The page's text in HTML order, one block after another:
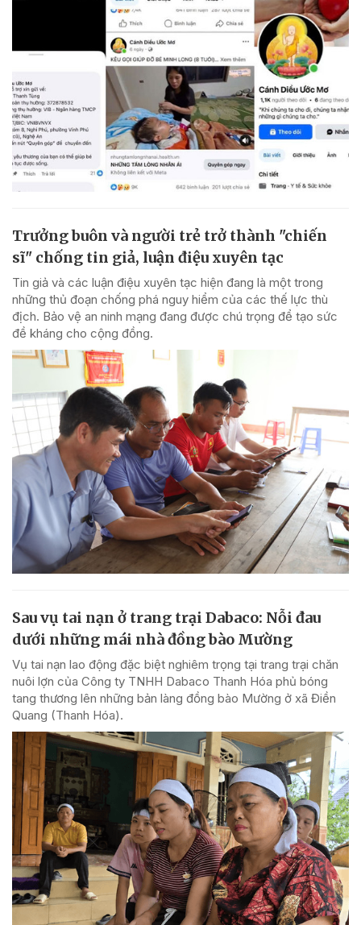
Trưởng buôn và người trẻ trở thành "chiến
sĩ" chống tin giả, luận điệu xuyên tạc
Tin giả và các luận điệu xuyên tạc hiện đang là một trong
những thủ đoạn chống phá nguy hiểm của các thế lực thù
địch. Bảo vệ an ninh mạng đang được chú trọng để tạo sức
đề kháng cho cộng đồng.
Sau vụ tai nạn ở trang trại Dabaco: Nỗi đau
dưới những mái nhà đồng bào Mường
Vụ tai nạn lao động đặc biệt nghiêm trọng tại trang trại chăn
nuôi lợn của Công ty TNHH Dabaco Thanh Hóa phủ bóng
tang thương lên những bản làng đồng bào Mường ở xã Điền
Quang (Thanh Hóa).